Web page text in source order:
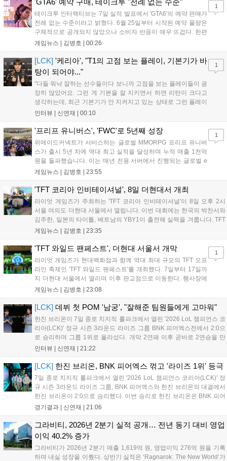
테이크투 인터랙티브는 7일 실적 발표에서 'GTA6'의 예약 판매가
전례 없는 수준이라고 밝혔다. 6월 25일부터 시작된 예약 물량은
구체적으로 공개되지 않았으나 소비자 반응이 매우 뜨겁다. 한편
11월 19일 PS5와 Xbox 시리즈 X|S로 정식 출시될 예정이며, 록
상 'Grand Theft Auto VI: An Extended Look'을 최초 공개할 계획
이다....
게임뉴스 | 김병호 | 00:26
1
[LCK] '케리아', "T1의 고점 보는 플레이, 기본기가 바
탕이 되어야..."
"다들 워낙 잘하는 선수들이다 보니까 고점을 보는 플레이들이 굉
장히 많았어요. 그런 게 기본을 잘 지키면서 하면 리턴이 크다고
생각하는데, 최근 기본기가 안 지켜지고 있는 상태로 그런 플레이
를 추구하다 보니까 팀적으로 안 좋은 사고가 계속 많이 났던 것
LoL 챔피언스 코리아(LCK)'...
인터뷰 | 신연재 | 00:10
1
'프리프 유니버스', 'FWC'로 5년째 성장
위메이드커넥트가 서비스하는 글로벌 MMORPG 프리프 유니버
스가 출시 5년 차에 역대 최고 실적을 달성하며 누적 매출 1천억
원을 돌파했습니다. 이는 매년 전용 서버에서 진행되는 글로벌 e
스포츠 대회 FWC의 영향이 큽니다. FWC는 이용자가 동일한 조
은 전년 대비 매출과 이용자 지표가 대폭 상승하는 성과를 냈습니
다. 오는 10월 필리핀 마닐라에서 총상금 11만 달러 규모의 제4회
FWC 그랜드 파이널이 개최될 예정이며, 위메이드커넥트는 이를
통해 커뮤니티 중심의 장기 성장 모델을 지속할 방침입니다....
게임뉴스 | 김병호 | 23:55
1
'TFT 코리아 인비테이셔널', 8일 더현대서 개최
라이엇 게임즈가 주최하는 'TFT 코리아 인비테이셔널'이 8일 오후 2시
서울 여의도 더현대 서울에서 열립니다. 이번 대회에는 한국의 박찬서와
김주한, 일본의 타이틀, 베트남의 YBY1이 출전해 실력을 겨룹니다. TFT
는 소속팀 없이 개인 자격으로 참가하는 독특한 대회 구조를 가지며, 누
17일까지 이어지는 이번 행사는 신규 세트 체험과 공연 등 다양한 즐길
거리를 제공하며, 이후 현대백화점 판교점에서도 행사가 이어질 예정입
니다. 연말에는 라스베이거스 오픈이 개최됩니다....
게임뉴스 | 김병호 | 23:35
'TFT 와일드 팬페스트', 더현대 서울서 개막
라이엇 게임즈가 현대백화점과 함께 역대 최대 규모의 TFT 오프
라인 축제인 'TFT 와일드 팬페스트'를 개최했다. 7일부터 17일까
지 더현대 서울에서 열리며 이후 판교점으로 이동한다. 행사장에
는 체험, 스페셜, 무대 존이 마련됐으며 8일 오후 2시 인비테이셔
연 등 다채로운 일정이 준비되어 있다. 사전 예약은 조기 마감될
만큼 큰 인기를 끌고 있다....
게임뉴스 | 김병호 | 23:08
1
[LCK] 데뷔 첫 POM '남궁', "잘해준 팀원들에게 고마워"
한진 브리온이 7일 종로 치지직 롤파크에서 열린 '2026 LoL 챔피언스 코
리아(LCK)' 정규 시즌 3라운드 라이즈 그룹 BNK 피어엑스전에서 2:0으
로 승리하며 그룹 1위로 올라섰다. 개막 2연패 이후 곧바로 2연승을 만
들어내면서 이어질 4라운드에 대한 기대감을 올렸다. 다음은 이날 데뷔
인터뷰 | 신연재 | 21:22
[LCK] 한진 브리온, BNK 피어엑스 꺾고 '라이즈 1위' 등극
7일 종로 치지직 롤파크에서 열린 '2026 LoL 챔피언스 코리아(LCK)' 정
규 시즌 3라운드 라이즈 그룹, BNK 피어엑스와 한진 브리온의 대결에서
한진 브리온이 2:0으로 승리했다. 이번 승리로 한진 브리온은 BNK 피어
엑스를 제치고 라이즈 그룹 1위로 올라섰다. 1세트, 한진 브리온이 '로머'
경기결과 | 신연재 | 21:06
그라비티, 2026년 2분기 실적 공개… 전년 동기 대비 영업
이익 40.2% 증가
그라비티가 2026년 2분기 매출 1,619억 원, 영업이익 276억 원을 기록
하며 내실 성장을 이뤘다. 상반기 실적은 ‘Ragnarok: The New World’가